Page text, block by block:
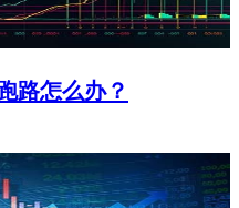
路怎么办？